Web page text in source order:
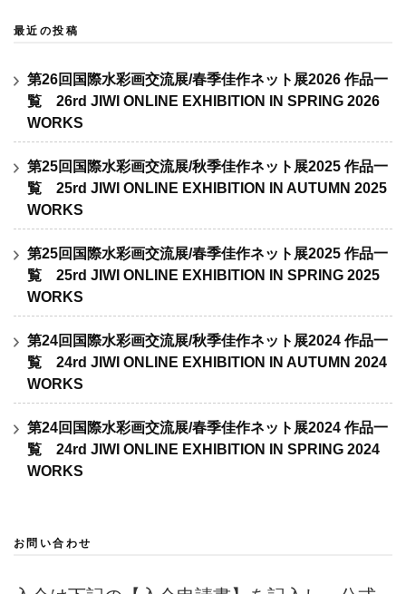
最近の投稿
第26回国際水彩画交流展/春季佳作ネット展2026 作品一
覧 26rd JIWI ONLINE EXHIBITION IN SPRING 2026
WORKS
第25回国際水彩画交流展/秋季佳作ネット展2025 作品一
覧 25rd JIWI ONLINE EXHIBITION IN AUTUMN 2025
WORKS
第25回国際水彩画交流展/春季佳作ネット展2025 作品一
覧 25rd JIWI ONLINE EXHIBITION IN SPRING 2025
WORKS
第24回国際水彩画交流展/秋季佳作ネット展2024 作品一
覧 24rd JIWI ONLINE EXHIBITION IN AUTUMN 2024
WORKS
第24回国際水彩画交流展/春季佳作ネット展2024 作品一
覧 24rd JIWI ONLINE EXHIBITION IN SPRING 2024
WORKS
お問い合わせ